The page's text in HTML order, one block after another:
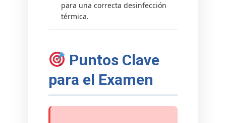
para una correcta desinfección
térmica.
Puntos Clave
para el Examen